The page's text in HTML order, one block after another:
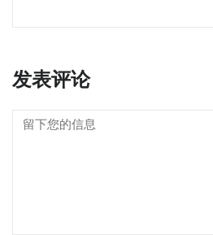
发表评论